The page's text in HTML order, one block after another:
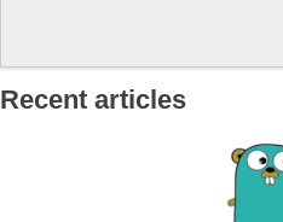
Recent articles